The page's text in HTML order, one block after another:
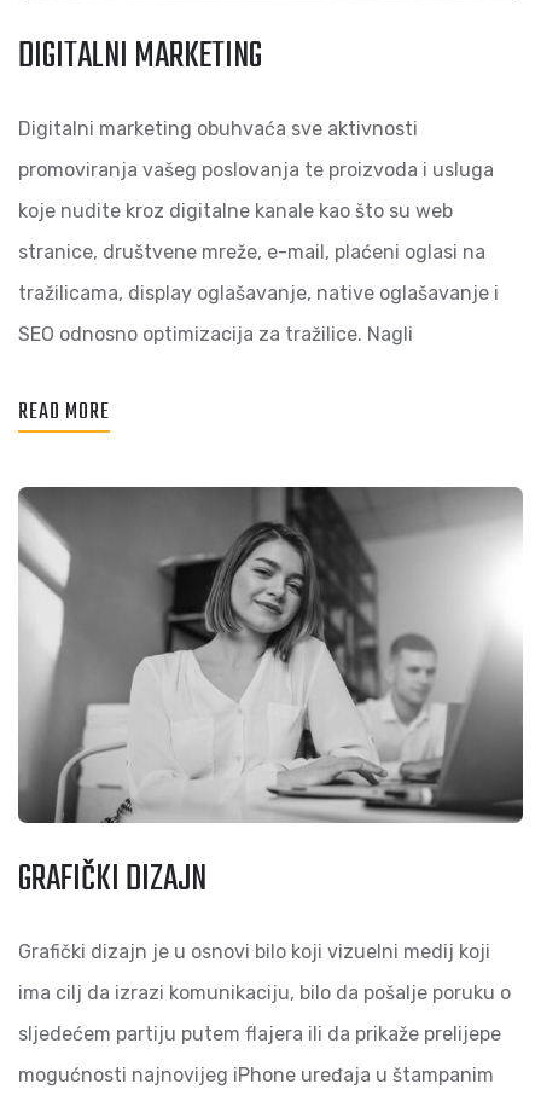
DIGITALNI MARKETING
Digitalni marketing obuhvaća sve aktivnosti
promoviranja vašeg poslovanja te proizvoda i usluga
koje nudite kroz digitalne kanale kao što su web
stranice, društvene mreže, e-mail, plaćeni oglasi na
tražilicama, display oglašavanje, native oglašavanje i
SEO odnosno optimizacija za tražilice. Nagli
READ MORE
GRAFIČKI DIZAJN
Grafički dizajn je u osnovi bilo koji vizuelni medij koji
ima cilj da izrazi komunikaciju, bilo da pošalje poruku o
sljedećem partiju putem flajera ili da prikaže prelijepe
mogućnosti najnovijeg iPhone uređaja u štampanim